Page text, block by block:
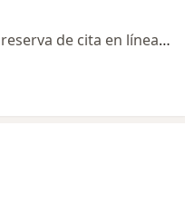
Este especialista no ofrece reserva de cita en línea en esta dirección.